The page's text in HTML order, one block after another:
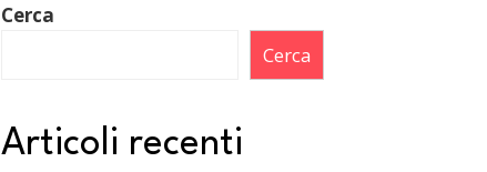
Cerca
Cerca
Articoli recenti